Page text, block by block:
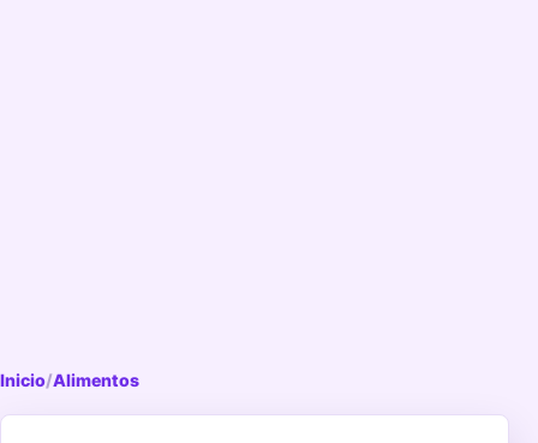
Inicio/Alimentos